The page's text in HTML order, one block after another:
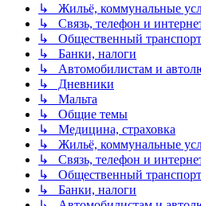
↳ Жильё, коммунальные
↳ Связь, телефон и
↳ Общественный транспорт
↳ Банки, налоги
↳ Автомобилистам и
↳ Дневники
↳ Мальта
↳ Общие темы
↳ Медицина, страховка
↳ Жильё, коммунальные
↳ Связь, телефон и
↳ Общественный транспорт
↳ Банки, налоги